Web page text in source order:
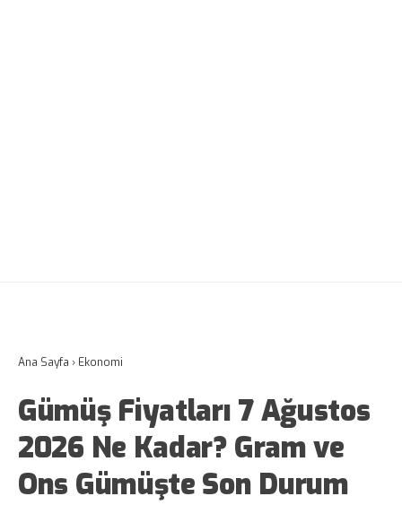
Ana Sayfa › Ekonomi
Gümüş Fiyatları 7 Ağustos
2026 Ne Kadar? Gram ve
Ons Gümüşte Son Durum